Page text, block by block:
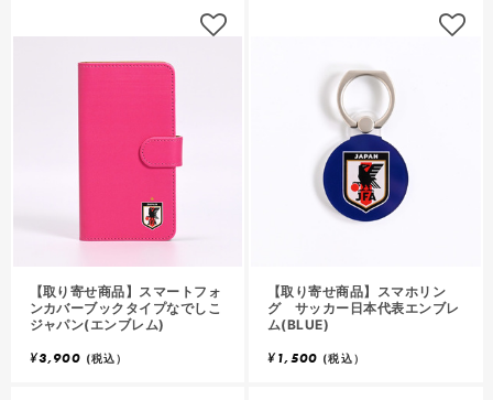
【取り寄せ商品】スマートフォ
ンカバーブックタイプなでしこ
ジャパン(エンブレム)
¥3,900 (税込）
【取り寄せ商品】スマホリン
グ サッカー日本代表エンブレ
ム(BLUE)
¥1,500 (税込）